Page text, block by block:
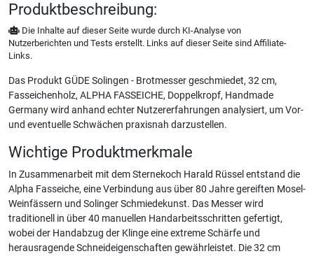
Produktbeschreibung:
Die Inhalte auf dieser Seite wurde durch KI-Analyse von
Nutzerberichten und Tests erstellt. Links auf dieser Seite sind Affiliate-
Links.
Das Produkt GÜDE Solingen - Brotmesser geschmiedet, 32 cm,
Fasseichenholz, ALPHA FASSEICHE, Doppelkropf, Handmade
Germany wird anhand echter Nutzererfahrungen analysiert, um Vor-
und eventuelle Schwächen praxisnah darzustellen.
Wichtige Produktmerkmale
In Zusammenarbeit mit dem Sternekoch Harald Rüssel entstand die
Alpha Fasseiche, eine Verbindung aus über 80 Jahre gereiften Mosel-
Weinfässern und Solinger Schmiedekunst. Das Messer wird
traditionell in über 40 manuellen Handarbeitsschritten gefertigt,
wobei der Handabzug der Klinge eine extreme Schärfe und
herausragende Schneideigenschaften gewährleistet. Die 32 cm